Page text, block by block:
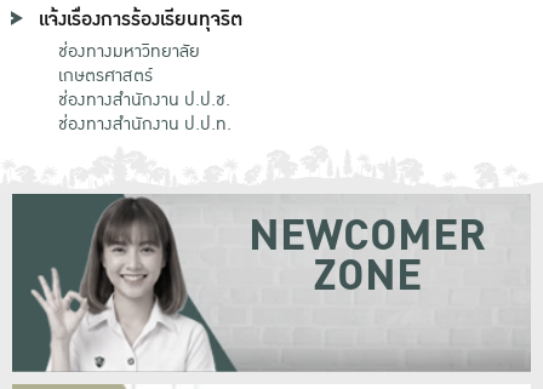
แจ้งเรื่องการร้องเรียนทุจริต
ช่องทางมหาวิทยาลัย
เกษตรศาสตร์
ช่องทางสำนักงาน ป.ป.ช.
ช่องทางสำนักงาน ป.ป.ท.
NEWCOMER
ZONE